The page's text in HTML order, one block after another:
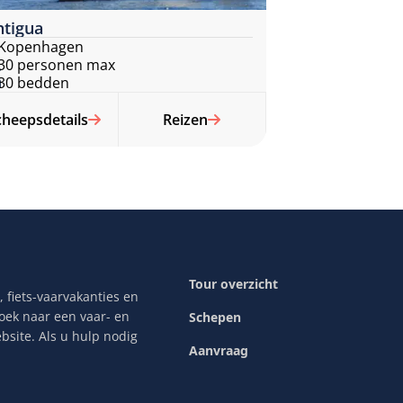
personen max
bedden
Reizen
vaarvakanties en
naar een vaar- en
Als u hulp nodig
Tour overzicht
Schepen
Aanvraag